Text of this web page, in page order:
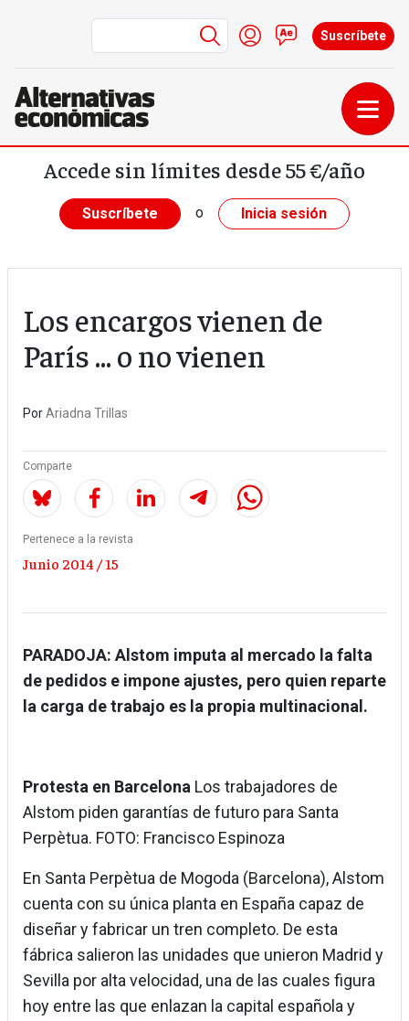
Pasar al contenido principal
Menú de cuenta de
Iniciar sesión
Contacto
Suscríbete
Accede sin límites desde 55 €/año
Suscríbete o Inicia sesión
Los encargos vienen de
París ... o no vienen
PorAriadna Trillas
Comparte
Pertenece a la revista
Junio 2014 / 15
PARADOJA: Alstom imputa al mercado la falta
de pedidos e impone ajustes, pero quien reparte
la carga de trabajo es la propia multinacional.
Protesta en Barcelona Los trabajadores de
Alstom piden garantías de futuro para Santa
Perpètua. FOTO: Francisco Espinoza
En Santa Perpètua de Mogoda (Barcelona), Alstom
cuenta con su única planta en España capaz de
diseñar y fabricar un tren completo. De esta
fábrica salieron las unidades que unieron Madrid y
Sevilla por alta velocidad, una de las cuales figura
hoy entre las que enlazan la capital española y